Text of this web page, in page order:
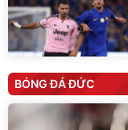
BÓNG ĐÁ ĐỨC